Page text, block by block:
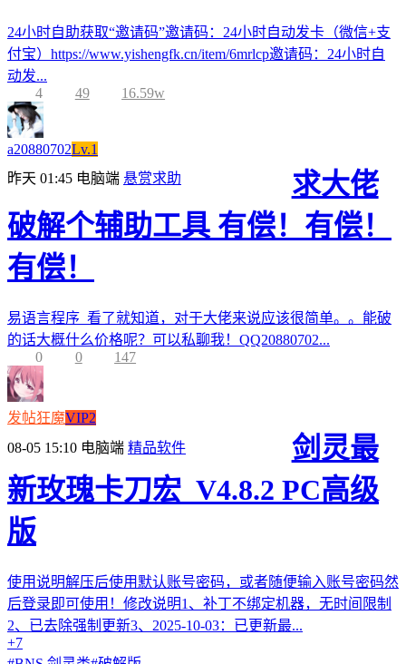
24小时自助获取“邀请码”邀请码：24小时自动发卡（微信+支
付宝）https://www.yishengfk.cn/item/6mrlcp邀请码：24小时自
动发...
4
49 16.59w
a20880702Lv.1
昨天 01:45 电脑端 悬赏求助
求大佬
破解个辅助工具 有偿！有偿！
有偿！
易语言程序 看了就知道，对于大佬来说应该很简单。。能破
的话大概什么价格呢？可以私聊我！QQ20880702...
0
0 147
发帖狂魔VIP2
08-05 15:10 电脑端 精品软件
剑灵最
新玫瑰卡刀宏_V4.8.2 PC高级
版
使用说明解压后使用默认账号密码，或者随便输入账号密码然
后登录即可使用！修改说明1、补丁不绑定机器，无时间限制
2、已去除强制更新3、2025-10-03：已更新最...
+7